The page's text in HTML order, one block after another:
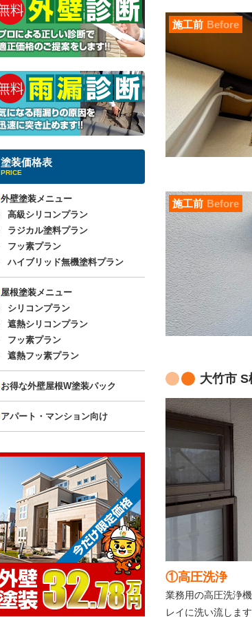
施工前 Before
施工前 Before
大竹市 S
①高圧洗浄
業務用の高圧洗浄
レイに洗い流します
塗装価格表
PRICE
外壁塗装メニュー
高級シリコンプラン
ラジカル塗料プラン
フッ素プラン
ハイブリッド無機塗料プラン
屋根塗装メニュー
シリコンプラン
遮熱シリコンプラン
フッ素プラン
遮熱フッ素プラン
お得な外壁屋根W塗装パック
アパート・マンション向け